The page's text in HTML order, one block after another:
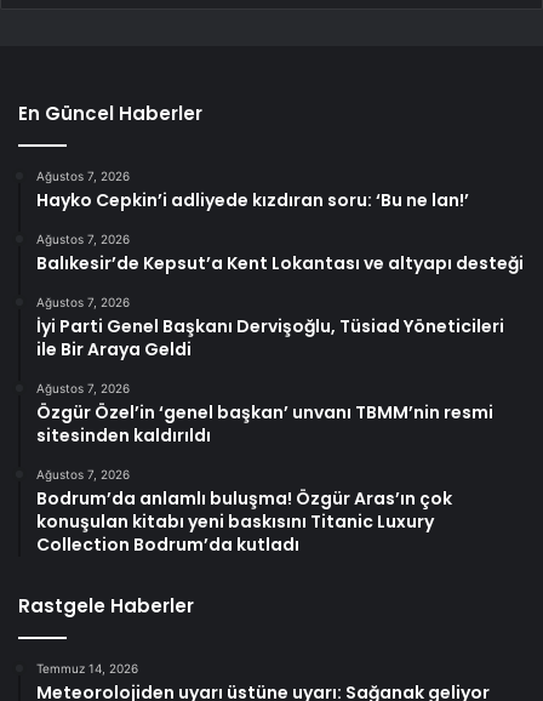
En Güncel Haberler
Ağustos 7, 2026
Hayko Cepkin’i adliyede kızdıran soru: ‘Bu ne lan!’
Ağustos 7, 2026
Balıkesir’de Kepsut’a Kent Lokantası ve altyapı desteği
Ağustos 7, 2026
İyi Parti Genel Başkanı Dervişoğlu, Tüsiad Yöneticileri
ile Bir Araya Geldi
Ağustos 7, 2026
Özgür Özel’in ‘genel başkan’ unvanı TBMM’nin resmi
sitesinden kaldırıldı
Ağustos 7, 2026
Bodrum’da anlamlı buluşma! Özgür Aras’ın çok
konuşulan kitabı yeni baskısını Titanic Luxury
Collection Bodrum’da kutladı
Rastgele Haberler
Temmuz 14, 2026
Meteorolojiden uyarı üstüne uyarı: Sağanak geliyor